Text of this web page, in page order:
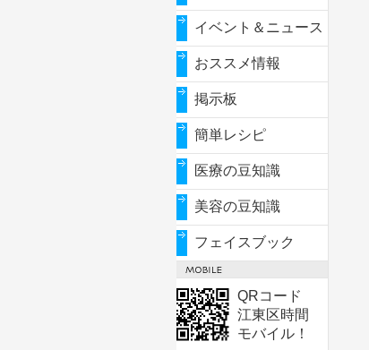
イベント＆ニュース
おススメ情報
掲示板
簡単レシピ
医療の豆知識
美容の豆知識
フェイスブック
QRコード
江東区時間
モバイル！